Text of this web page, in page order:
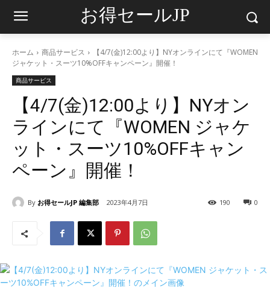
お得セールJP
ホーム 商品サービス
【4/7(金)12:00より】NYオンラインにて『WOMEN
ジャケット・スーツ10%OFFキャンペーン』開催！
商品サービス
【4/7(金)12:00より】NYオン
ラインにて『WOMEN ジャケ
ット・スーツ10%OFFキャン
ペーン』開催！
By お得セールJP 編集部 2023年4月7日 0
190